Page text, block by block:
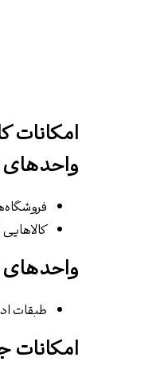
امکانات
واحدهای
واحدهای
طبقات
امکانات